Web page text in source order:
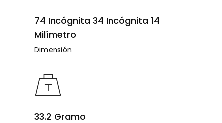
74 Incógnita 34 Incógnita 14
Milímetro
Dimensión
33.2 Gramo